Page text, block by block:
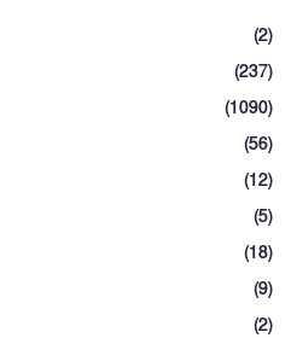
(2)
(237)
(1090)
(56)
(12)
(5)
(18)
(9)
(2)